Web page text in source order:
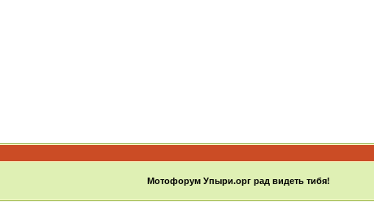
Мотофорум Упыри.орг рад видеть тибя!